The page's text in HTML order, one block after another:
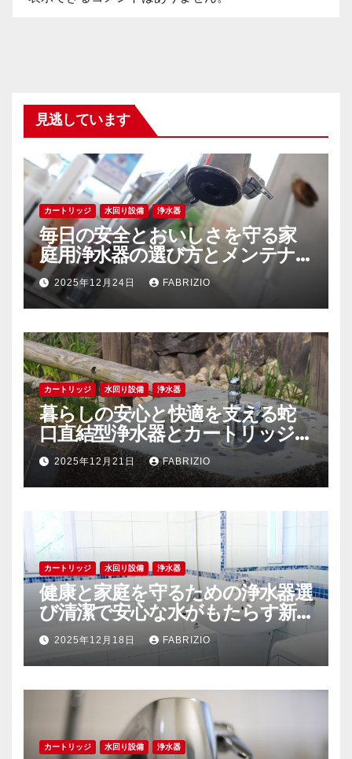
見逃しています
カートリッジ 水回り設備 浄水器
毎日の安全とおいしさを守る家
庭用浄水器の選び方とメンテナ
ンスの秘訣
2025年12月24日 FABRIZIO
カートリッジ 水回り設備 浄水器
暮らしの安心と快適を支える蛇
口直結型浄水器とカートリッジ
の徹底解説
2025年12月21日 FABRIZIO
カートリッジ 水回り設備 浄水器
健康と家庭を守るための浄水器選
び清潔で安心な水がもたらす新
しい生活
2025年12月18日 FABRIZIO
カートリッジ 水回り設備 浄水器